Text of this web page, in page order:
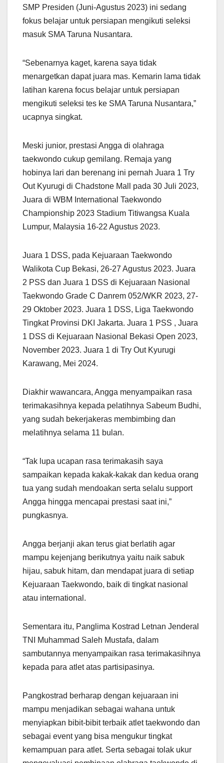
SMP Presiden (Juni-Agustus 2023) ini sedang
fokus belajar untuk persiapan mengikuti seleksi
masuk SMA Taruna Nusantara.
“Sebenarnya kaget, karena saya tidak
menargetkan dapat juara mas. Kemarin lama tidak
latihan karena focus belajar untuk persiapan
mengikuti seleksi tes ke SMA Taruna Nusantara,”
ucapnya singkat.
Meski junior, prestasi Angga di olahraga
taekwondo cukup gemilang. Remaja yang
hobinya lari dan berenang ini pernah Juara 1 Try
Out Kyurugi di Chadstone Mall pada 30 Juli 2023,
Juara di WBM International Taekwondo
Championship 2023 Stadium Titiwangsa Kuala
Lumpur, Malaysia 16-22 Agustus 2023.
Juara 1 DSS, pada Kejuaraan Taekwondo
Walikota Cup Bekasi, 26-27 Agustus 2023. Juara
2 PSS dan Juara 1 DSS di Kejuaraan Nasional
Taekwondo Grade C Danrem 052/WKR 2023, 27-
29 Oktober 2023. Juara 1 DSS, Liga Taekwondo
Tingkat Provinsi DKI Jakarta. Juara 1 PSS , Juara
1 DSS di Kejuaraan Nasional Bekasi Open 2023,
November 2023. Juara 1 di Try Out Kyurugi
Karawang, Mei 2024.
Diakhir wawancara, Angga menyampaikan rasa
terimakasihnya kepada pelatihnya Sabeum Budhi,
yang sudah bekerjakeras membimbing dan
melatihnya selama 11 bulan.
“Tak lupa ucapan rasa terimakasih saya
sampaikan kepada kakak-kakak dan kedua orang
tua yang sudah mendoakan serta selalu support
Angga hingga mencapai prestasi saat ini,”
pungkasnya.
Angga berjanji akan terus giat berlatih agar
mampu kejenjang berikutnya yaitu naik sabuk
hijau, sabuk hitam, dan mendapat juara di setiap
Kejuaraan Taekwondo, baik di tingkat nasional
atau international.
Sementara itu, Panglima Kostrad Letnan Jenderal
TNI Muhammad Saleh Mustafa, dalam
sambutannya menyampaikan rasa terimakasihnya
kepada para atlet atas partisipasinya.
Pangkostrad berharap dengan kejuaraan ini
mampu menjadikan sebagai wahana untuk
menyiapkan bibit-bibit terbaik atlet taekwondo dan
sebagai event yang bisa mengukur tingkat
kemampuan para atlet. Serta sebagai tolak ukur